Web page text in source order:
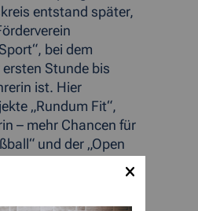
entstand später,
bei dem
Stunde bis
ist. Hier
„Rundum Fit“,
– mehr Chancen für
und der „Open
der „Integrativen
Trilogie aus
Segeln am